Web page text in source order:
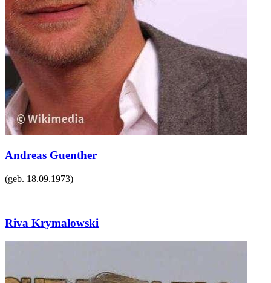
Andreas Guenther
(geb. 18.09.1973)
Riva Krymalowski